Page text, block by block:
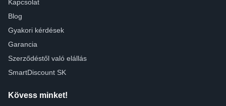
Kapcsolat
Blog
Gyakori kérdések
Garancia
Szerződéstől való elállás
SmartDiscount SK
Kövess minket!